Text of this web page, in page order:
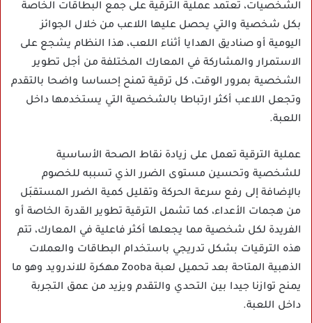
الشخصيات، تعتمد عملية الترقية على جمع البطاقات الخاصة
بكل شخصية والتي يحصل عليها اللاعب من خلال الجوائز
اليومية أو صناديق الهدايا أثناء اللعب، هذا النظام يشجع على
الاستمرار والمشاركة في المعارك المختلفة من أجل تطوير
الشخصية بمرور الوقت، كل ترقية تمنح إحساسا واضحا بالتقدم
وتجعل اللاعب أكثر ارتباطا بالشخصية التي يستخدمها داخل
اللعبة.
عملية الترقية تعمل على زيادة نقاط الصحة الأساسية
للشخصية وتحسين مستوى الضرر الذي تسببه للخصوم
بالإضافة إلى رفع سرعة الحركة وتقليل كمية الضرر المستقبَل
من هجمات الأعداء، كما تشمل الترقية تطوير القدرة الخاصة أو
الفريدة لكل شخصية مما يجعلها أكثر فاعلية في المعارك، تتم
هذه الترقيات بشكل تدريجي باستخدام البطاقات والعملات
الذهبية المتاحة بعد تحميل لعبة Zooba مهكرة للاندرويد وهو ما
يمنح توازنا جيدا بين التحدي والتقدم ويزيد من عمق التجربة
داخل اللعبة.